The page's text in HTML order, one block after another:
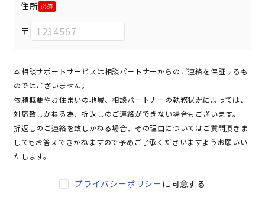
住所
〒
本相談サポートサービスは相談パートナーからのご連絡を保証するも
のではございません。
依頼概要やお住まいの地域、相談パートナーの執務状況によっては、
対応致しかねる為、折返しのご連絡ができない場合もございます。
折返しのご連絡を致しかねる場合、その理由についてはご質問頂きま
してもお答えできかねますので予めご了承くださいますようお願いい
たします。
プライバシーポリシー に同意する